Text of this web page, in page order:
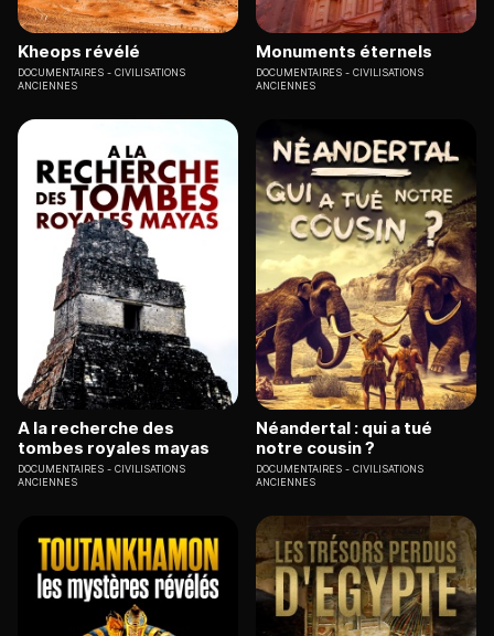
Kheops révélé
DOCUMENTAIRES
CIVILISATIONS
ANCIENNES
Monuments éternels
DOCUMENTAIRES
CIVILISATIONS
ANCIENNES
A la recherche des
tombes royales mayas
DOCUMENTAIRES
CIVILISATIONS
ANCIENNES
Néandertal : qui a tué
notre cousin ?
DOCUMENTAIRES
CIVILISATIONS
ANCIENNES